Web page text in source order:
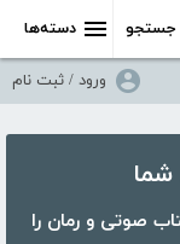
دسته‌ها جستجو
ورود / ثبت نام
بیش از ۵۰،۰۰۰ کتاب، کتاب صوتی و رمان را